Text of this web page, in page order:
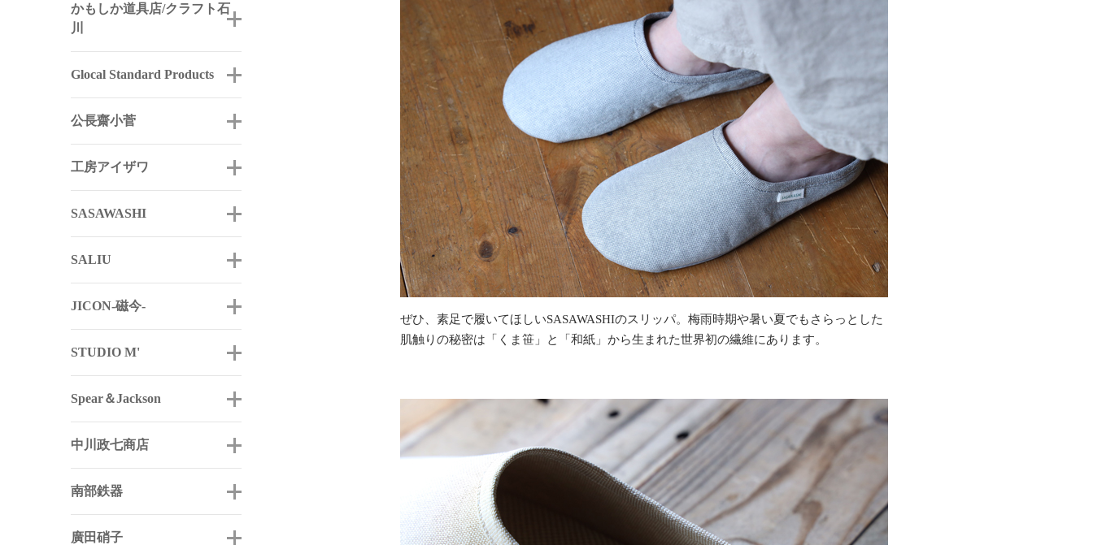
かもしか道具店/クラフト石
川
Glocal Standard Products
公長齋小菅
工房アイザワ
SASAWASHI
SALIU
JICON-磁今-
STUDIO M'
Spear＆Jackson
中川政七商店
南部鉄器
廣田硝子
ぜひ、素足で履いてほしいSASAWASHIのスリッパ。梅雨時期や暑い夏でもさらっとした
肌触りの秘密は「くま笹」と「和紙」から生まれた世界初の繊維にあります。